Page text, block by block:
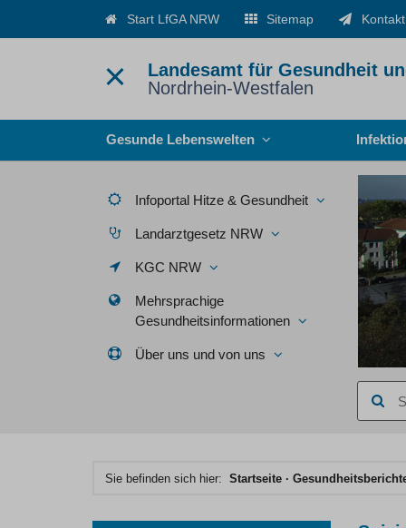
Start LfGA NRW Sitemap Kontakt
Menü
Landesamt für Gesundheit
Nordrhein-Westfalen
Gesunde Lebenswelten
Infoportal Hitze & Gesundheit
Landarztgesetz NRW
KGC NRW
Mehrsprachige
Gesundheitsinformationen
Über uns und von uns
Sie befinden sich hier: Startseite